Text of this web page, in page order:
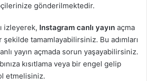
gönderilmektedir.
izleyerek, Instagram canlı yayın açma
şekilde tamamlayabilirsiniz. Bu adımları
yayın açmada sorun yaşayabilirsiniz.
kısıtlama veya bir engel gelip
etmelisiniz.